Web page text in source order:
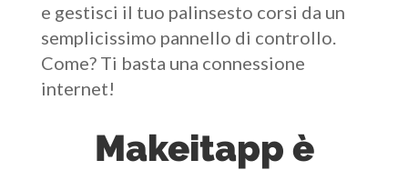
e gestisci il tuo palinsesto corsi da un
semplicissimo pannello di controllo.
Come? Ti basta una connessione
internet!
Makeitapp è